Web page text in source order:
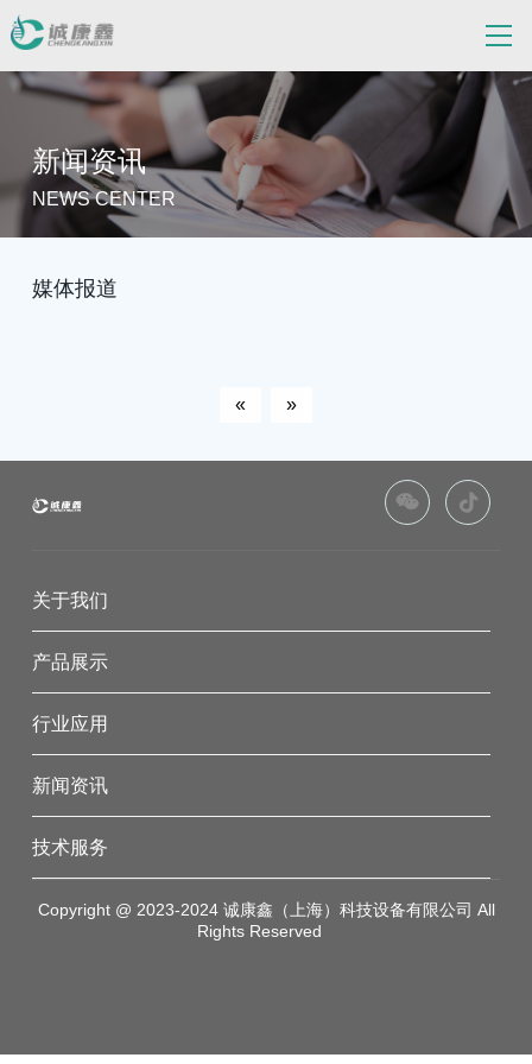
新闻资讯
NEWS CENTER
媒体报道
« »
关于我们
产品展示
行业应用
新闻资讯
技术服务
Copyright @ 2023-2024 诚康鑫（上海）科技设备有限公司 All
Rights Reserved